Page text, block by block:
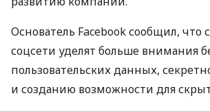
Основатель Facebook сообщил, что
соцсети уделят больше внимания
пользовательских данных,
и созданию возможности для